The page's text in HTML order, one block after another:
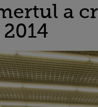
a